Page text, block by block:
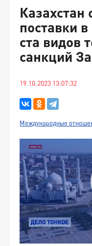
Казахстан
поставки
ста видов
санкций
19.10.2023 13:07:32
Международные